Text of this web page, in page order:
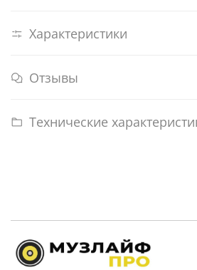
Характеристики
Отзывы
Технические